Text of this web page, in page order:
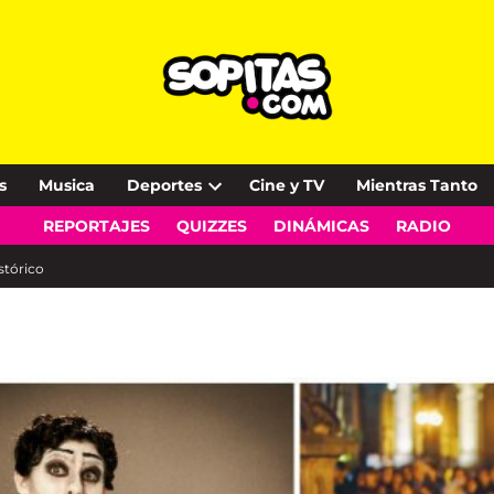
Musica Deportes
Open
dropdown
Cine y TV Mientras Tanto
REPORTAJES QUIZZES DINÁMICAS RADIO